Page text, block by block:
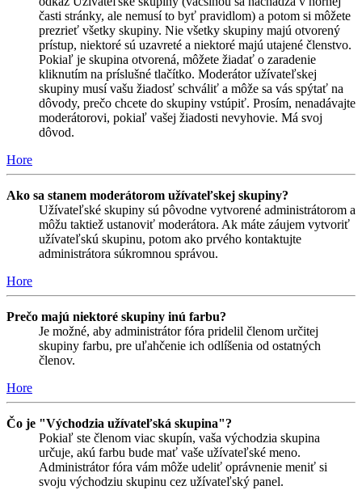
časti stránky, ale nemusí to byť pravidlom) a potom si môžete
prezrieť všetky skupiny. Nie všetky skupiny majú otvorený
prístup, niektoré sú uzavreté a niektoré majú utajené členstvo.
Pokiaľ je skupina otvorená, môžete žiadať o zaradenie
kliknutím na príslušné tlačítko. Moderátor užívateľskej
skupiny musí vašu žiadosť schváliť a môže sa vás spýtať na
dôvody, prečo chcete do skupiny vstúpiť. Prosím, nenadávajte
moderátorovi, pokiaľ vašej žiadosti nevyhovie. Má svoj
dôvod.
Hore
Ako sa stanem moderátorom užívateľskej skupiny?
Užívateľské skupiny sú pôvodne vytvorené administrátorom a
môžu taktiež ustanoviť moderátora. Ak máte záujem vytvoriť
užívateľskú skupinu, potom ako prvého kontaktujte
administrátora súkromnou správou.
Hore
Prečo majú niektoré skupiny inú farbu?
Je možné, aby administrátor fóra pridelil členom určitej
skupiny farbu, pre uľahčenie ich odlíšenia od ostatných
členov.
Hore
Čo je "Východzia užívateľská skupina"?
Pokiaľ ste členom viac skupín, vaša východzia skupina
určuje, akú farbu bude mať vaše užívateľské meno.
Administrátor fóra vám môže udeliť oprávnenie meniť si
svoju východziu skupinu cez užívateľský panel.